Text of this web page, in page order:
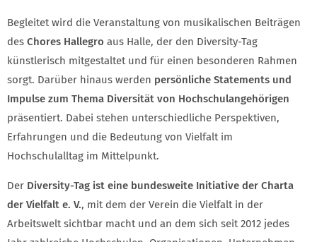
Begleitet wird die Veranstaltung von musikalischen Beiträgen
des Chores Hallegro aus Halle, der den Diversity-Tag
künstlerisch mitgestaltet und für einen besonderen Rahmen
sorgt. Darüber hinaus werden persönliche Statements und
Impulse zum Thema Diversität von Hochschulangehörigen
präsentiert. Dabei stehen unterschiedliche Perspektiven,
Erfahrungen und die Bedeutung von Vielfalt im
Hochschulalltag im Mittelpunkt.
Der Diversity-Tag ist eine bundesweite Initiative der Charta
der Vielfalt e. V., mit dem der Verein die Vielfalt in der
Arbeitswelt sichtbar macht und an dem sich seit 2012 jedes